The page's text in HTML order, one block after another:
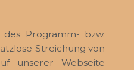
des Programm- bzw.
Streichung von
unserer Webseite